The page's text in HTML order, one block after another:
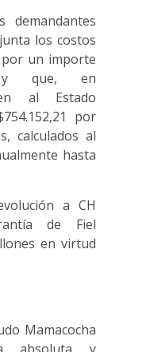
demandantes
los costos
un importe
y que, en
al Estado
por
calculados al
hasta
a CH
de Fiel
en virtud
Mamacocha